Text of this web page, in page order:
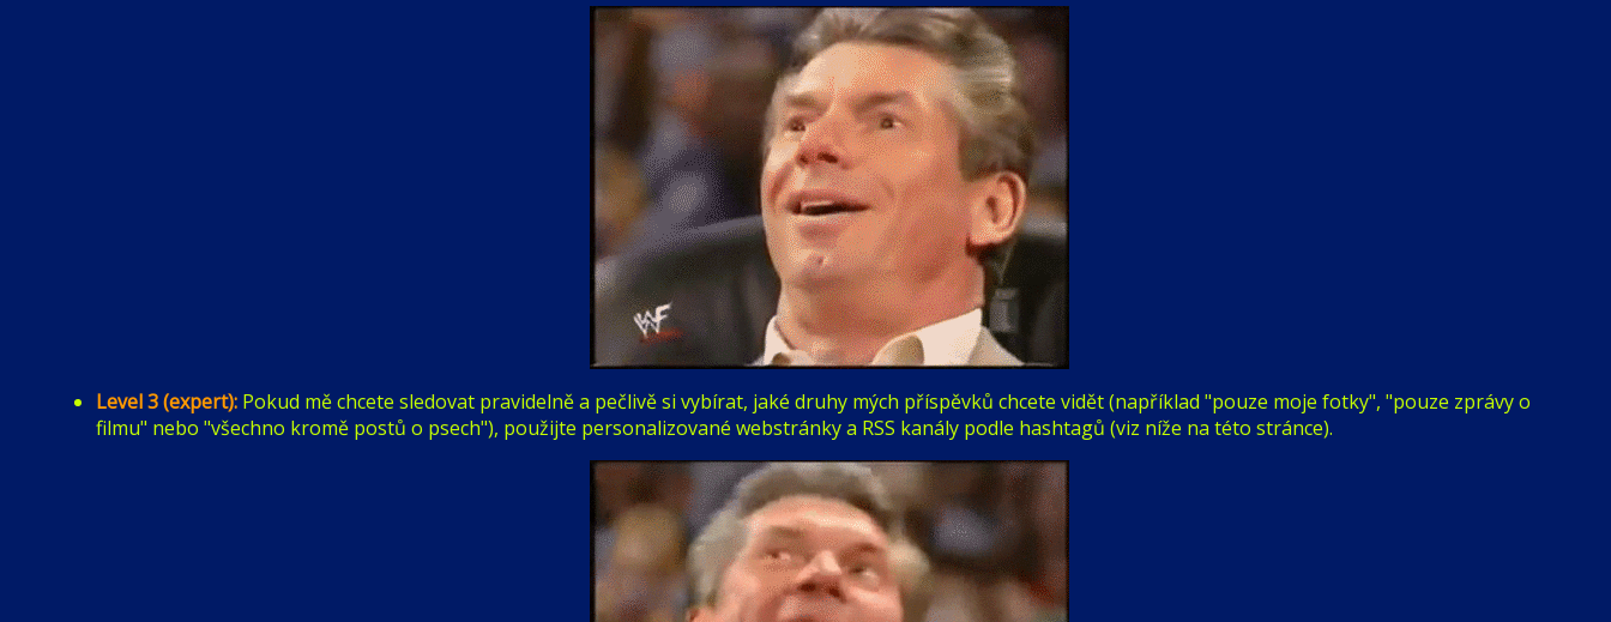
Level 3 (expert): Pokud mě chcete sledovat pravidelně a pečlivě si vybírat, jaké druhy mých příspěvků chcete vidět (například "pouze moje fotky", "pouze zprávy o
filmu" nebo "všechno kromě postů o psech"), použijte personalizované webstránky a RSS kanály podle hashtagů (viz níže na této stránce).